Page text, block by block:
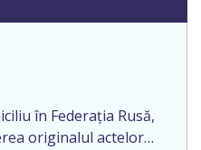
în Federația Rusă,
originalul actelor